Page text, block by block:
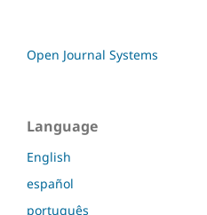
Open Journal Systems
Language
English
español
português